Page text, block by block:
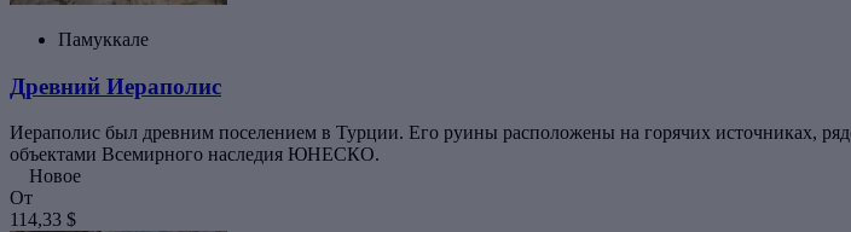
Памуккале
Древний Иераполис
Иераполис был древним поселением в Турции. Его руины расположены на горячих источниках,
объектами Всемирного наследия ЮНЕСКО.
Новое
От
114,33 $